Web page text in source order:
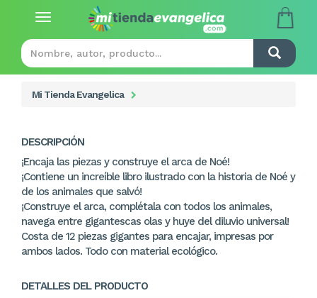
Toggle
Mi Tienda Evangelica
DESCRIPCIÓN
¡Encaja las piezas y construye el arca de Noé!
¡Contiene un increíble libro ilustrado con la historia de Noé y
de los animales que salvó!
¡Construye el arca, complétala con todos los animales,
navega entre gigantescas olas y huye del diluvio universal!
Costa de 12 piezas gigantes para encajar, impresas por
ambos lados. Todo con material ecológico.
DETALLES DEL PRODUCTO